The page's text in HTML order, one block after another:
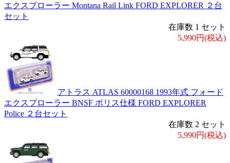
エクスプローラー Montana Rail Link FORD EXPLORER ２台
セット
在庫数 1 セット
5,990円(税込)
アトラス ATLAS 60000168 1993年式 フォード
エクスプローラー BNSF ポリス仕様 FORD EXPLORER
Police ２台セット
在庫数 2 セット
5,990円(税込)